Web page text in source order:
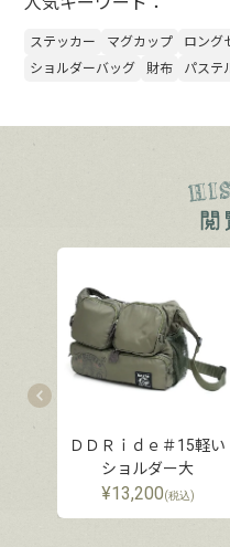
ステッカー マグカップ ロング
ショルダーバッグ
財布 パステ
ＤＤＲｉｄｅ＃15軽い
ショルダー大
¥13,200(税込)